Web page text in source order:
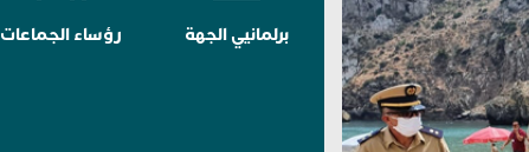
برلمانيي الجهة رؤساء الجماعات